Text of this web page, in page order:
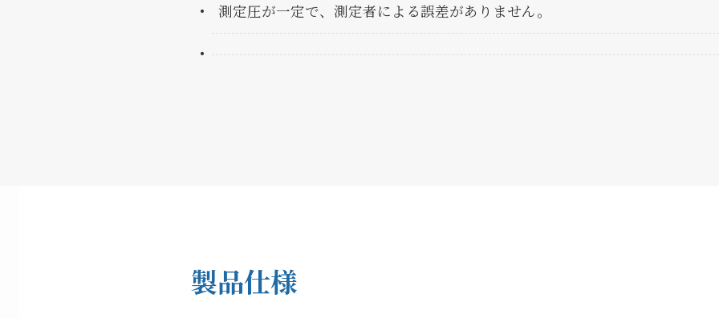
測定圧が一定で、測定者による誤差がありません。
製品仕様